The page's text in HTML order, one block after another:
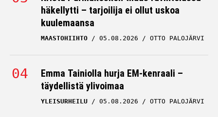
häkellytti – tarjoilija ei ollut uskoa
kuulemaansa
MAASTOHIIHTO 05.08.2026 OTTO PALOJÄRVI
Emma Tainiolla hurja EM-kenraali –
täydellistä ylivoimaa
YLEISURHEILU 05.08.2026 OTTO PALOJÄRVI